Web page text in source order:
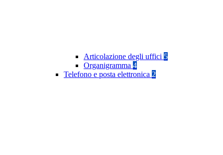
Articolazione degli uffici 5
Organigramma 4
Telefono e posta elettronica 2